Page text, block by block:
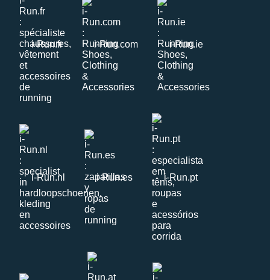
i-Run.fr i-Run.com i-Run.ie
i-Run.nl i-Run.es i-Run.pt